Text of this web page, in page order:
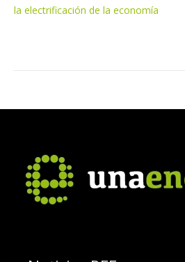
la electrificación de la economía